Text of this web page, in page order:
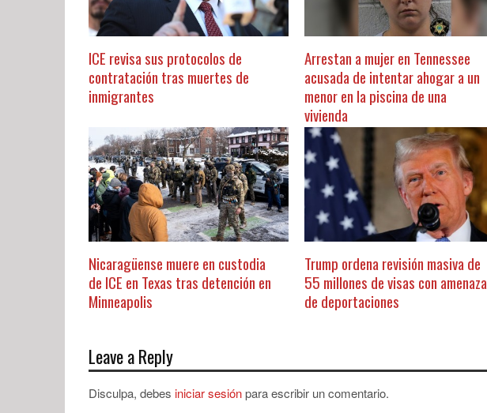
ICE revisa sus protocolos de
contratación tras muertes de
inmigrantes
Arrestan a mujer en Tennessee
acusada de intentar ahogar a un
menor en la piscina de una
vivienda
Nicaragüense muere en custodia
de ICE en Texas tras detención en
Minneapolis
Trump ordena revisión masiva de
55 millones de visas con amenaza
de deportaciones
Leave a Reply
Disculpa, debes iniciar sesiónpara escribir un comentario.